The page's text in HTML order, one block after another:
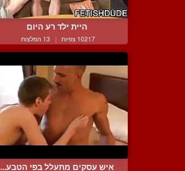
היית ילד רע היום
10217 צפיות | 13 המלצות
איש עסקים מתעלל בפי הטבע...